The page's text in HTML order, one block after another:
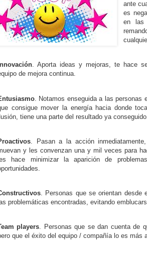
ante
es
en las
Innovación. Aporta ideas y mejoras, te hace
de mejora continua.
. Notamos enseguida a las
consigue mover la energía hacia donde
tiene una parte del resultado ya conseguido.
. Pasan a la acción
y les convenzan una y mil veces para
hace minimizar la aparición de
. Personas que se orientan
problemáticas encontradas, evitando
players. Personas que se dan cuenta de
que el éxito del equipo / compañía lo es más